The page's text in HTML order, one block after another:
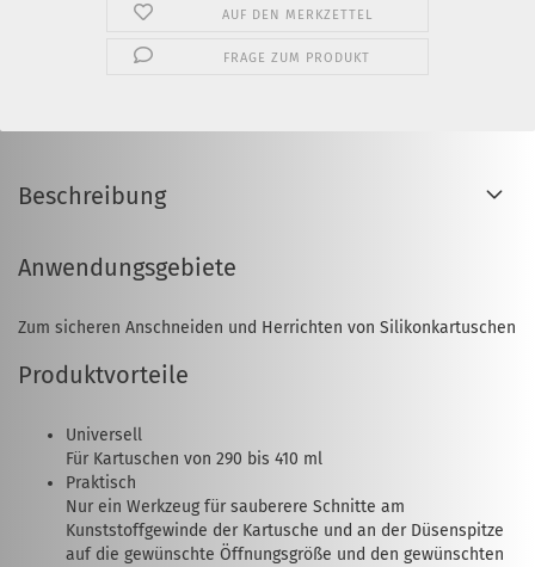
AUF DEN MERKZETTEL
FRAGE ZUM PRODUKT
Beschreibung
Anwendungsgebiete
Zum sicheren Anschneiden und Herrichten von Silikonkartuschen
Produktvorteile
Universell
Für Kartuschen von 290 bis 410 ml
Praktisch
Nur ein Werkzeug für sauberere Schnitte am
Kunststoffgewinde der Kartusche und an der Düsenspitze
auf die gewünschte Öffnungsgröße und den gewünschten